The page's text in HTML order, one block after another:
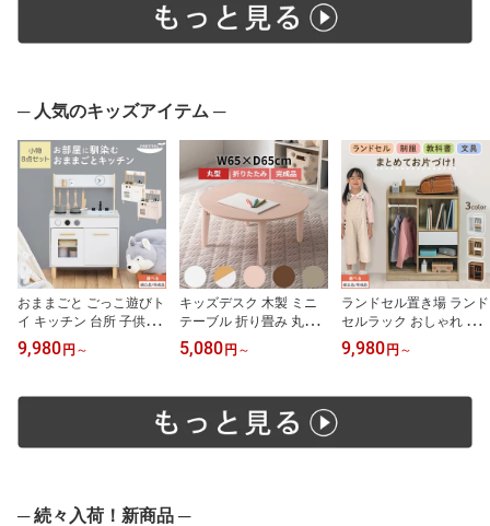
暮らし ホワイト/オーク/
品/完成品が選べる】 KR
UPUTU 幅60cm/幅90cm/
幅120cm/グレージュ/グ
レー 【組立品/完成品が
5 高さ90 PUTUPUTU グ
─ 人気のキッズアイテム ─
おままごと ごっこ遊びト
イ キッチン 台所 子供用
キッズ お店屋さん ご飯
屋さん 小物セット 収納
製 食品衛生法検査済 お
しゃれ ホワイト×ナチュ
【組立品/完成品が選べ
9,980円 ～
キッズデスク 木製 ミニ
テーブル 折り畳み 丸型
円形 かわいい 大人 北欧
韓国インテリア 学習机
き コンパクト 天然木 角
丸 卓袱台 ホワイト/ナチ
ュラル×ホワイト/サクラ
ピンク/グレー/ウォール
5,080円 ～
ランドセル置き場 ランド
セルラック おしゃれ ツ
ートン 幅72cm 奥行40c
m 絵本棚 本棚 A4収納 ロ
整頓 ハンガーラック 衣
ナット 【組立品/完成品
9,980円 ～
─ 続々入荷！新商品 ─